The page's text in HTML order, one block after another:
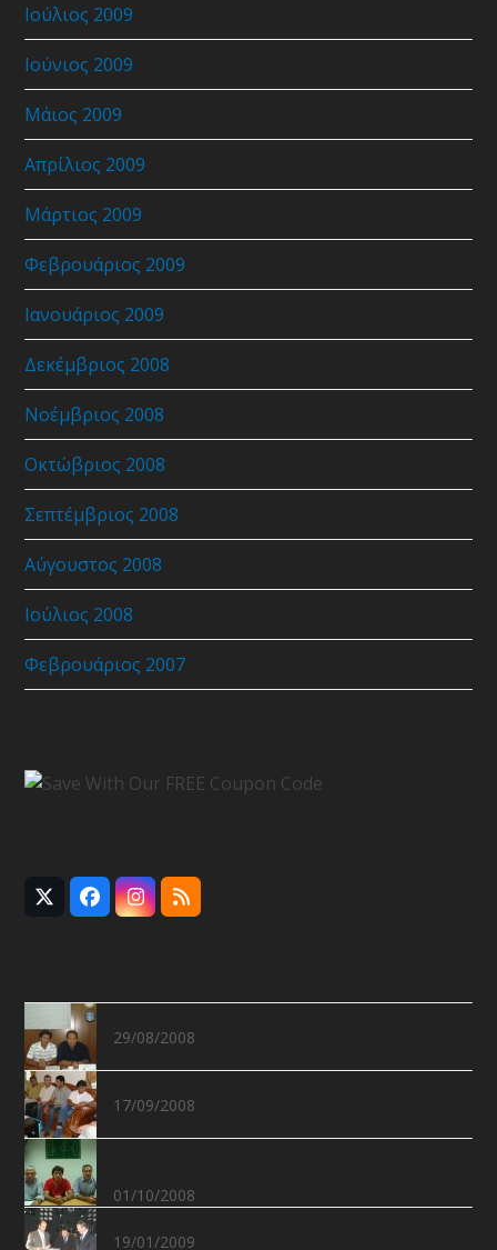
Ιούλιος 2009
Ιούνιος 2009
Μάιος 2009
Απρίλιος 2009
Μάρτιος 2009
Φεβρουάριος 2009
Ιανουάριος 2009
Δεκέμβριος 2008
Νοέμβριος 2008
Οκτώβριος 2008
Σεπτέμβριος 2008
Αύγουστος 2008
Ιούλιος 2008
Φεβρουάριος 2007
Twitter
(deprecated)
Facebook
Instagram
RSS
29/08/2008
17/09/2008
01/10/2008
19/01/2009